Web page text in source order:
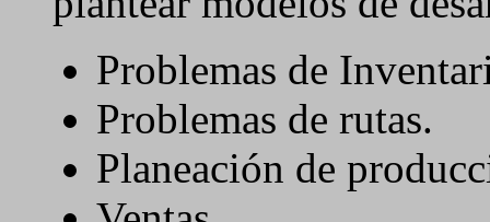
Problemas de
Problemas de rutas.
Planeación de